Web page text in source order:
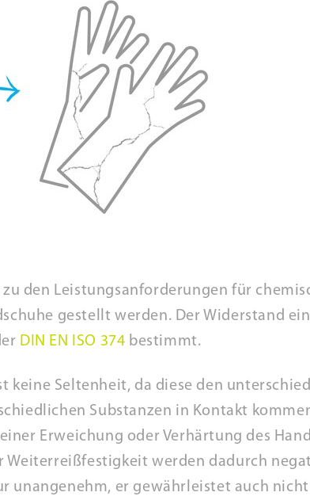
den Leistungsanforderungen für
gestellt werden. Der Widerstand
DIN EN ISO 374 bestimmt.
keine Seltenheit, da diese den
Substanzen in Kontakt
Erweichung oder Verhärtung des
Weiterreißfestigkeit werden dadurch
unangenehm, er gewährleistet auch